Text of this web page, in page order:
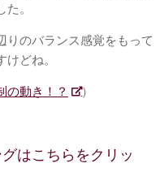
。
りのバランス感覚をもって
どね。
の動き！？ ）
はこちらをクリッ